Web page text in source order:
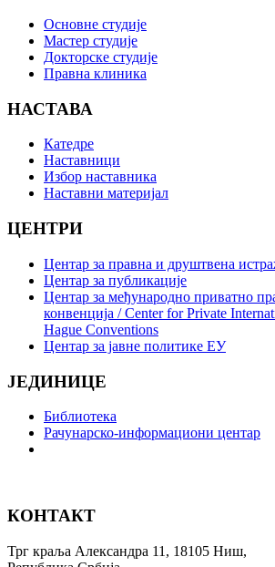
Основне студије
Мастер студије
Докторске студије
Правна клиника
НАСТАВА
Катедре
Наставници
Избор наставника
Наставни материјал
ЦЕНТРИ
Центар за правна и друштвена
Центар за публикације
Центар за међународно приватно
конвенција / Center for Private
Hague Conventions
Центар за јавне политике ЕУ
ЈЕДИНИЦЕ
Библиотека
Рачунарско-информациони центар
КОНТАКТ
Трг краља Александра 11, 18105 Ниш,